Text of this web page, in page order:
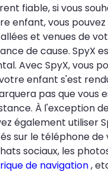
fiable, si vous
enfant, vous pouvez
et venues de
de cause. SpyX
Avec SpyX, vous
enfant s'est
pas que vous
À l'exception
également utiliser
sur le téléphone
sociaux, les
de navigation,